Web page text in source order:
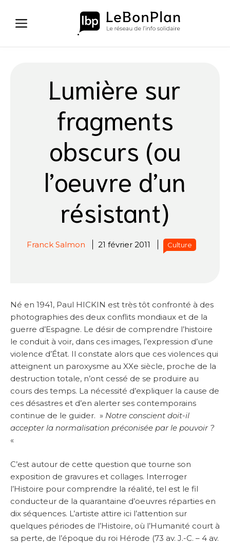
contenu
Lumière sur
fragments
obscurs (ou
l’oeuvre d’un
résistant)
Franck Salmon 21 février 2011 Culture
Né en 1941, Paul HICKIN est très tôt confronté à des
photographies des deux conflits mondiaux et de la
guerre d’Espagne. Le désir de comprendre l’histoire
le conduit à voir, dans ces images, l’expression d’une
violence d’État. Il constate alors que ces violences qui
atteignent un paroxysme au XXe siècle, proche de la
destruction totale, n’ont cessé de se produire au
cours des temps. La nécessité d’expliquer la cause de
ces désastres et d’en alerter ses contemporains
continue de le guider. » Notre conscient doit-il
accepter la normalisation préconisée par le pouvoir ?
«
C’est autour de cette question que tourne son
exposition de gravures et collages. Interroger
l’Histoire pour comprendre la réalité, tel est le fil
conducteur de la quarantaine d’oeuvres réparties en
dix séquences. L’artiste attire ici l’attention sur
quelques périodes de l’Histoire, où l’Humanité court à
sa perte, de l’époque du roi Hérode (73 av. J.-C. – 4 av.